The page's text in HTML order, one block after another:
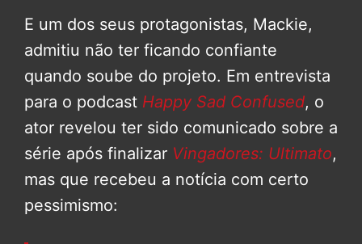
E um dos seus protagonistas, Mackie,
admitiu não ter ficando confiante
quando soube do projeto. Em entrevista
para o podcast Happy Sad Confused, o
ator revelou ter sido comunicado sobre a
série após finalizar Vingadores: Ultimato,
mas que recebeu a notícia com certo
pessimismo: